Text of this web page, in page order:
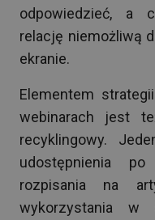
odpowiedzieć, a
relację niemożliwą
ekranie.
Elementem
webinarach jest
recyklingowy.
udostępnienia
rozpisania na
wykorzystania w